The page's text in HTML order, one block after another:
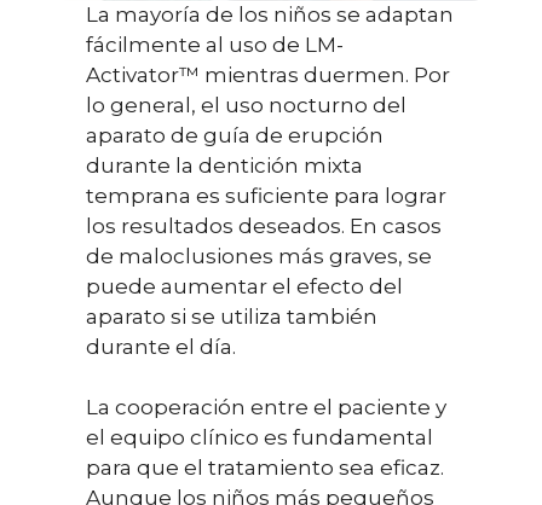
La mayoría de los niños se adaptan
fácilmente al uso de LM-
Activator™ mientras duermen. Por
lo general, el uso nocturno del
aparato de guía de erupción
durante la dentición mixta
temprana es suficiente para lograr
los resultados deseados. En casos
de maloclusiones más graves, se
puede aumentar el efecto del
aparato si se utiliza también
durante el día.
La cooperación entre el paciente y
el equipo clínico es fundamental
para que el tratamiento sea eficaz.
Aunque los niños más pequeños